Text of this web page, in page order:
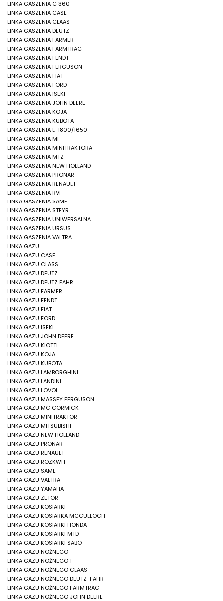
LINKA GASZENIA C 360
LINKA GASZENIA CASE
LINKA GASZENIA CLAAS
LINKA GASZENIA DEUTZ
LINKA GASZENIA FARMER
LINKA GASZENIA FARMTRAC
LINKA GASZENIA FENDT
LINKA GASZENIA FERGUSON
LINKA GASZENIA FIAT
LINKA GASZENIA FORD
LINKA GASZENIA ISEKI
LINKA GASZENIA JOHN DEERE
LINKA GASZENIA KOJA
LINKA GASZENIA KUBOTA
LINKA GASZENIA L-1800/1650
LINKA GASZENIA MF
LINKA GASZENIA MINITRAKTORA
LINKA GASZENIA MTZ
LINKA GASZENIA NEW HOLLAND
LINKA GASZENIA PRONAR
LINKA GASZENIA RENAULT
LINKA GASZENIA RVI
LINKA GASZENIA SAME
LINKA GASZENIA STEYR
LINKA GASZENIA UNIWERSALNA
LINKA GASZENIA URSUS
LINKA GASZENIA VALTRA
LINKA GAZU
LINKA GAZU CASE
LINKA GAZU CLASS
LINKA GAZU DEUTZ
LINKA GAZU DEUTZ FAHR
LINKA GAZU FARMER
LINKA GAZU FENDT
LINKA GAZU FIAT
LINKA GAZU FORD
LINKA GAZU ISEKI
LINKA GAZU JOHN DEERE
LINKA GAZU KIOTTI
LINKA GAZU KOJA
LINKA GAZU KUBOTA
LINKA GAZU LAMBORGHINI
LINKA GAZU LANDINI
LINKA GAZU LOVOL
LINKA GAZU MASSEY FERGUSON
LINKA GAZU MC CORMICK
LINKA GAZU MINITRAKTOR
LINKA GAZU MITSUBISHI
LINKA GAZU NEW HOLLAND
LINKA GAZU PRONAR
LINKA GAZU RENAULT
LINKA GAZU ROZKWIT
LINKA GAZU SAME
LINKA GAZU VALTRA
LINKA GAZU YAMAHA
LINKA GAZU ZETOR
LINKA GAZU KOSIARKI
LINKA GAZU KOSIARKA MCCULLOCH
LINKA GAZU KOSIARKI HONDA
LINKA GAZU KOSIARKI MTD
LINKA GAZU KOSIARKI SABO
LINKA GAZU NOŻNEGO
LINKA GAZU NOŻNEGO 1
LINKA GAZU NOŻNEGO CLAAS
LINKA GAZU NOŻNEGO DEUTZ-FAHR
LINKA GAZU NOŻNEGO FARMTRAC
LINKA GAZU NOŻNEGO JOHN DEERE